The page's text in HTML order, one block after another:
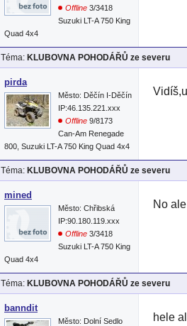
Offline 3/3418
Suzuki LT-A 750 King
Quad 4x4
Téma: KLUBOVNA POHODÁŘŮ ze severu
pirda
Město: Děčín I-Děčín
IP:46.135.221.xxx
Offline 9/8173
Can-Am Renegade
800, Suzuki LT-A 750 King Quad 4x4
Téma: KLUBOVNA POHODÁŘŮ ze severu
mined
Město: Chřibská
IP:90.180.119.xxx
Offline 3/3418
Suzuki LT-A 750 King
Quad 4x4
No
Téma: KLUBOVNA POHODÁŘŮ ze severu
banndit
Město: Dolní Sedlo
hele